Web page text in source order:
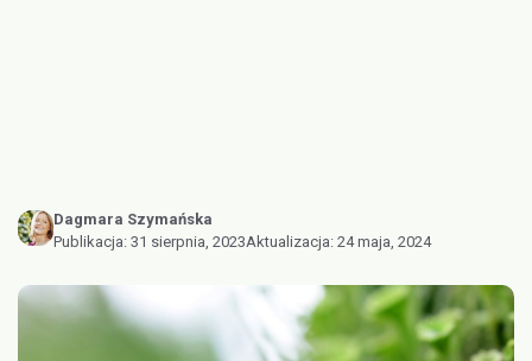
Dagmara Szymańska
Publikacja: 31 sierpnia, 2023Aktualizacja: 24 maja, 2024